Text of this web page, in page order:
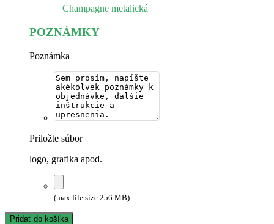
Champagne metalická
POZNÁMKY
Poznámka
Priložte súbor
logo, grafika apod.
(max file size 256 MB)
Pridať do košíka